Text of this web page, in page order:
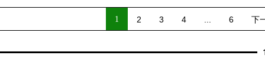
1 2 3 4 6 下